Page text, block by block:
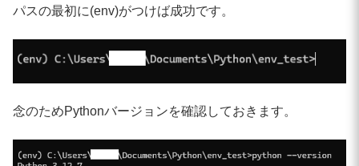
パスの最初に(env)がつけば成功です。
念のためPythonバージョンを確認しておきます。